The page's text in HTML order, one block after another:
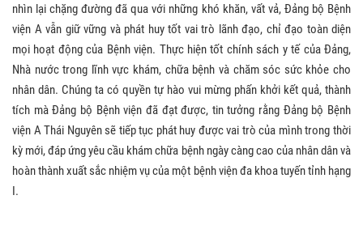
nhìn lại chặng đường đã qua với những khó khăn, vất vả, Đảng bộ Bệnh
viện A vẫn giữ vững và phát huy tốt vai trò lãnh đạo, chỉ đạo toàn diện
mọi hoạt động của Bệnh viện. Thực hiện tốt chính sách y tế của Đảng,
Nhà nước trong lĩnh vực khám, chữa bệnh và chăm sóc sức khỏe cho
nhân dân. Chúng ta có quyền tự hào vui mừng phấn khởi kết quả, thành
tích mà Đảng bộ Bệnh viện đã đạt được, tin tưởng rằng Đảng bộ Bệnh
viện A Thái Nguyên sẽ tiếp tục phát huy được vai trò của mình trong thời
kỳ mới, đáp ứng yêu cầu khám chữa bệnh ngày càng cao của nhân dân và
hoàn thành xuất sắc nhiệm vụ của một bệnh viện đa khoa tuyến tỉnh hạng
I.